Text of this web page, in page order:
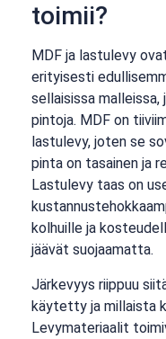
toimii?
MDF ja lastulevy
erityisesti
sellaisissa
pintoja. MDF on
lastulevy, joten se
pinta on tasainen ja
Lastulevy taas on
kolhuille ja
jäävät suojaamatta.
Järkevyys riippuu
käytetty ja millaista
Levymateriaalit